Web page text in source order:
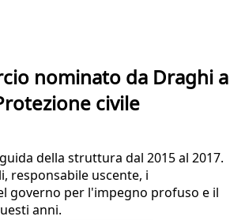
nominato da Draghi a
civile
della struttura dal 2015 al 2017.
responsabile uscente, i
governo per l'impegno profuso e il
anni.